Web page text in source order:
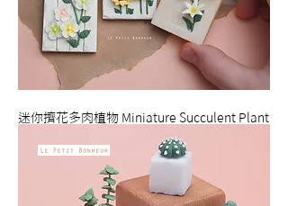
迷你擠花多肉植物 Miniature Succulent Plant